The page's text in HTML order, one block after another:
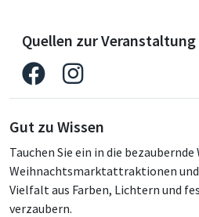
Quellen zur Veranstaltung
Gut zu Wissen
Tauchen Sie ein in die
Weihnachtsmarktattraktionen und
Vielfalt aus Farben, Lichtern und
verzaubern.